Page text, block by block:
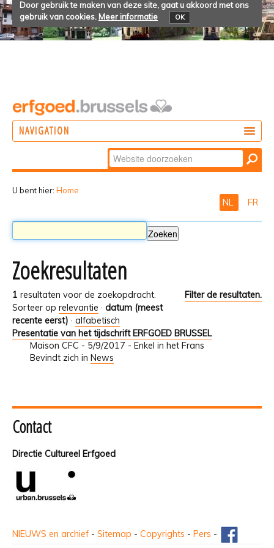
Door gebruik te maken van deze site, gaat u akkoord met ons
gebruik van cookies. Meer informatie OK
NAVIGATION
Zoek
Geavanceerd
U bent hier: Home
NL FR
Zoekresultaten
1 resultaten voor de zoekopdracht.
Filter de resultaten.
Sorteer op relevantie · datum (meest
recente eerst) · alfabetisch
Presentatie van het tijdschrift ERFGOED BRUSSEL
Maison CFC - 5/9/2017 - Enkel in het Frans
Bevindt zich in News
Contact
Directie Cultureel Erfgoed
NIEUWS en archief - Sitemap - Copyrights - Pers -